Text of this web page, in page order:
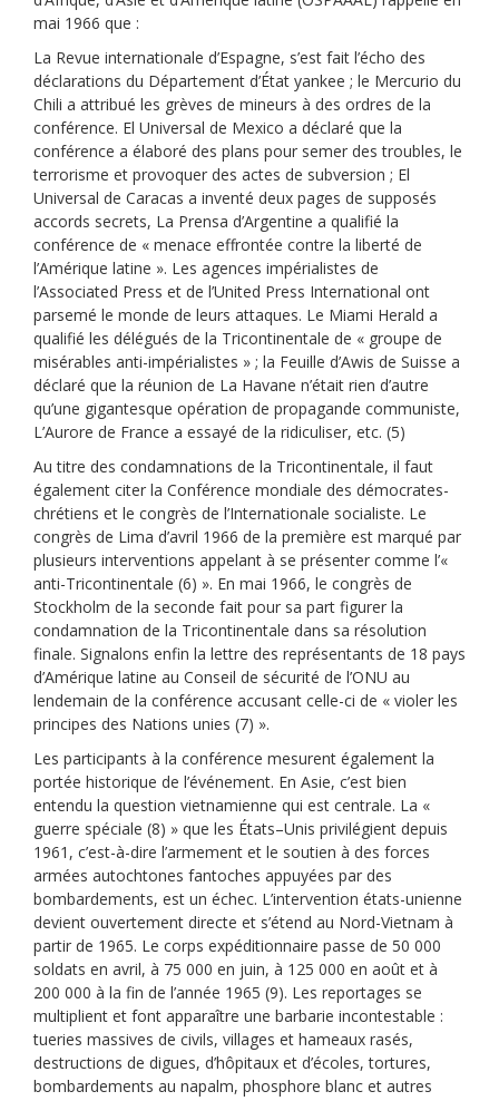
mai 1966 que :
La Revue internationale d’Espagne, s’est fait l’écho des
déclarations du Département d’État yankee ; le Mercurio du
Chili a attribué les grèves de mineurs à des ordres de la
conférence. El Universal de Mexico a déclaré que la
conférence a élaboré des plans pour semer des troubles, le
terrorisme et provoquer des actes de subversion ; El
Universal de Caracas a inventé deux pages de supposés
accords secrets, La Prensa d’Argentine a qualifié la
conférence de « menace effrontée contre la liberté de
l’Amérique latine ». Les agences impérialistes de
l’Associated Press et de l’United Press International ont
parsemé le monde de leurs attaques. Le Miami Herald a
qualifié les délégués de la Tricontinentale de « groupe de
misérables anti-impérialistes » ; la Feuille d’Awis de Suisse a
déclaré que la réunion de La Havane n’était rien d’autre
qu’une gigantesque opération de propagande communiste,
L’Aurore de France a essayé de la ridiculiser, etc. (5)
Au titre des condamnations de la Tricontinentale, il faut
également citer la Conférence mondiale des démocrates-
chrétiens et le congrès de l’Internationale socialiste. Le
congrès de Lima d’avril 1966 de la première est marqué par
plusieurs interventions appelant à se présenter comme l’«
anti-Tricontinentale (6) ». En mai 1966, le congrès de
Stockholm de la seconde fait pour sa part figurer la
condamnation de la Tricontinentale dans sa résolution
finale. Signalons enfin la lettre des représentants de 18 pays
d’Amérique latine au Conseil de sécurité de l’ONU au
lendemain de la conférence accusant celle-ci de « violer les
principes des Nations unies (7) ».
Les participants à la conférence mesurent également la
portée historique de l’événement. En Asie, c’est bien
entendu la question vietnamienne qui est centrale. La «
guerre spéciale (8) » que les États–Unis privilégient depuis
1961, c’est-à-dire l’armement et le soutien à des forces
armées autochtones fantoches appuyées par des
bombardements, est un échec. L’intervention états-unienne
devient ouvertement directe et s’étend au Nord-Vietnam à
partir de 1965. Le corps expéditionnaire passe de 50 000
soldats en avril, à 75 000 en juin, à 125 000 en août et à
200 000 à la fin de l’année 1965 (9). Les reportages se
multiplient et font apparaître une barbarie incontestable :
tueries massives de civils, villages et hameaux rasés,
destructions de digues, d’hôpitaux et d’écoles, tortures,
bombardements au napalm, phosphore blanc et autres